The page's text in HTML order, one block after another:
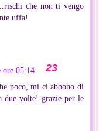
che non ti vengo
uffa!
ore 05:14
poco, mi ci abbono di
due volte! grazie per le